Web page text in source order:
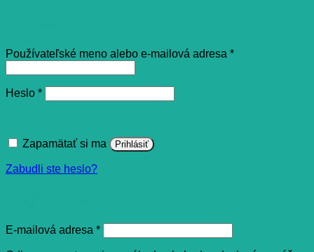
Používateľské meno alebo e-mailová adresa *Povinné
Heslo *Povinné
Zapamätať si ma Prihlásiť
Zabudli ste heslo?
E-mailová adresa *Povinné